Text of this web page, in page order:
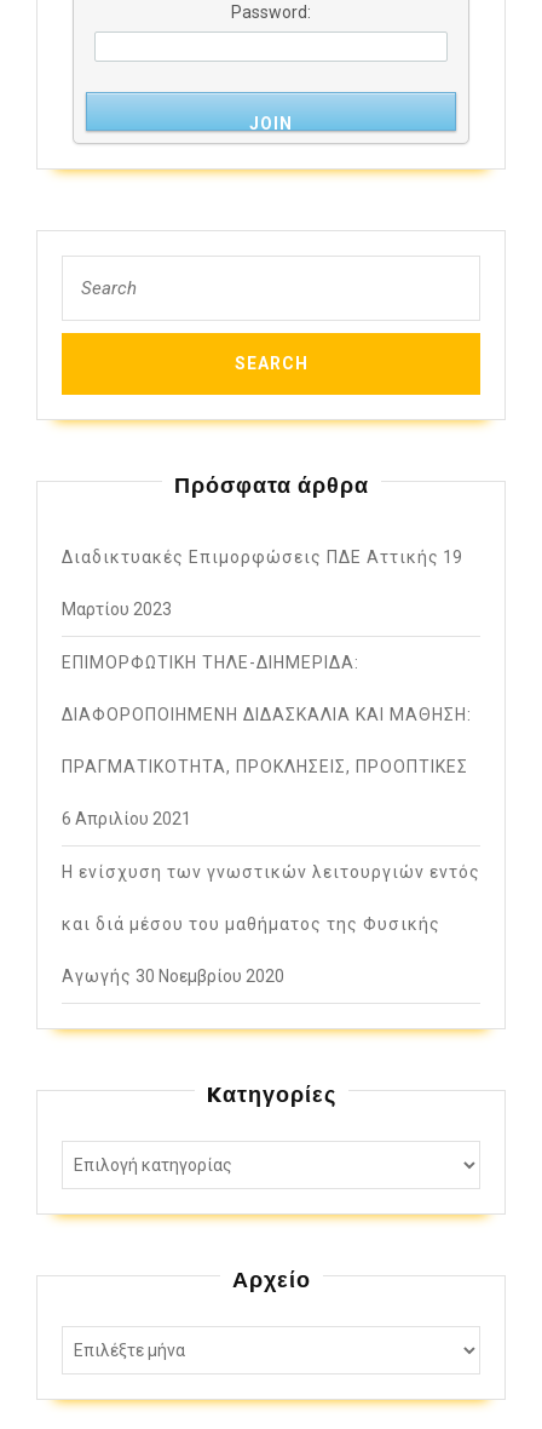
Password:
Πρόσφατα άρθρα
Διαδικτυακές Επιμορφώσεις ΠΔΕ Αττικής 19
Μαρτίου 2023
ΕΠΙΜΟΡΦΩΤΙΚΗ ΤΗΛΕ-ΔΙΗΜΕΡΙΔΑ:
ΔΙΑΦΟΡΟΠΟΙΗΜΕΝΗ ΔΙΔΑΣΚΑΛΙΑ ΚΑΙ ΜΑΘΗΣΗ:
ΠΡΑΓΜΑΤΙΚΟΤΗΤΑ, ΠΡΟΚΛΗΣΕΙΣ, ΠΡΟΟΠΤΙΚΕΣ
6 Απριλίου 2021
Η ενίσχυση των γνωστικών λειτουργιών εντός
και διά μέσου του μαθήματος της Φυσικής
Αγωγής 30 Νοεμβρίου 2020
Kατηγορίες
Αρχείο